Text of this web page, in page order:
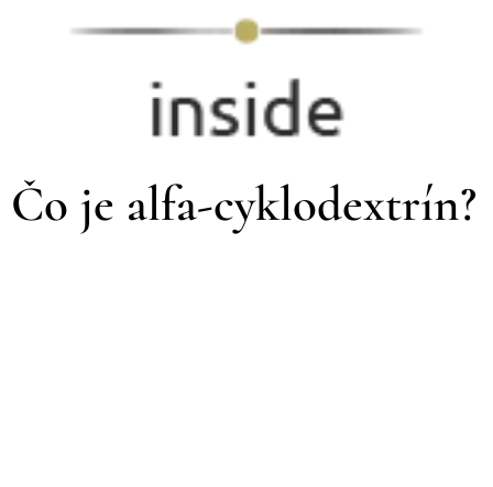
Čo je alfa-cyklodextrín?